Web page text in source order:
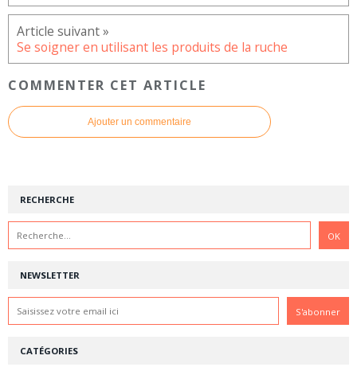
Se soigner en utilisant les produits de la ruche
COMMENTER CET ARTICLE
Ajouter un commentaire
NEWSLETTER
RECHERCHE
CATÉGORIES